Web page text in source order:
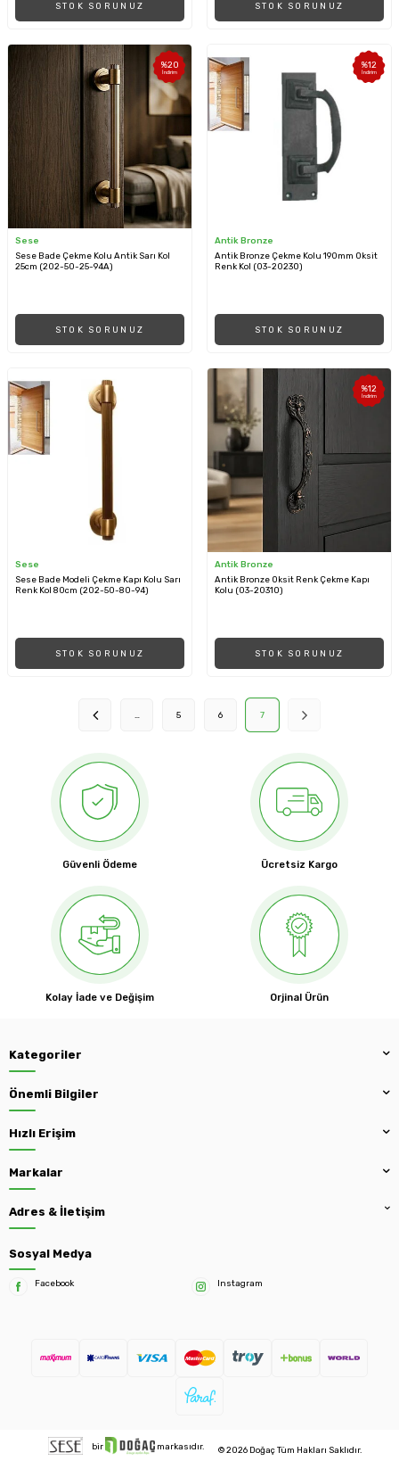
STOK SORUNUZ STOK SORUNUZ
%20
İndirim
Sese
Sese Bade Çekme Kolu Antik Sarı Kol
25cm (202-50-25-94A)
STOK SORUNUZ
%12
İndirim
Antik Bronze
Antik Bronze Çekme Kolu 190mm Oksit
Renk Kol (03-2023O)
STOK SORUNUZ
Sese
Sese Bade Modeli Çekme Kapı Kolu Sarı
Renk Kol 80cm (202-50-80-94)
STOK SORUNUZ
%12
İndirim
Antik Bronze
Antik Bronze Oksit Renk Çekme Kapı
Kolu (03-2031O)
STOK SORUNUZ
5 6 7
Güvenli Ödeme Ücretsiz Kargo
Kolay İade ve Değişim Orjinal Ürün
Kategoriler
Önemli Bilgiler
Hızlı Erişim
Markalar
Adres & İletişim
Sosyal Medya
Facebook Instagram
bir markasıdır. © 2026 Doğaç Tüm Hakları Saklıdır.